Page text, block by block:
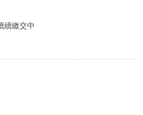
續繳交中